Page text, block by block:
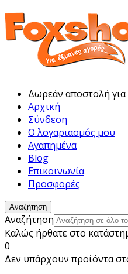
Δωρεάν αποστολή για
Αρχική
Σύνδεση
Ο λογαριασμός μου
Αγαπημένα
Blog
Επικοινωνία
Προσφορές
Αναζήτηση
Αναζήτηση
Καλώς ήρθατε στο
0
Δεν υπάρχουν προίόντα